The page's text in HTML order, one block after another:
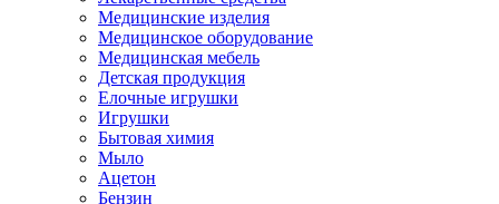
Медицинские изделия
Медицинское оборудование
Медицинская мебель
Детская продукция
Елочные игрушки
Игрушки
Бытовая химия
Мыло
Ацетон
Бензин